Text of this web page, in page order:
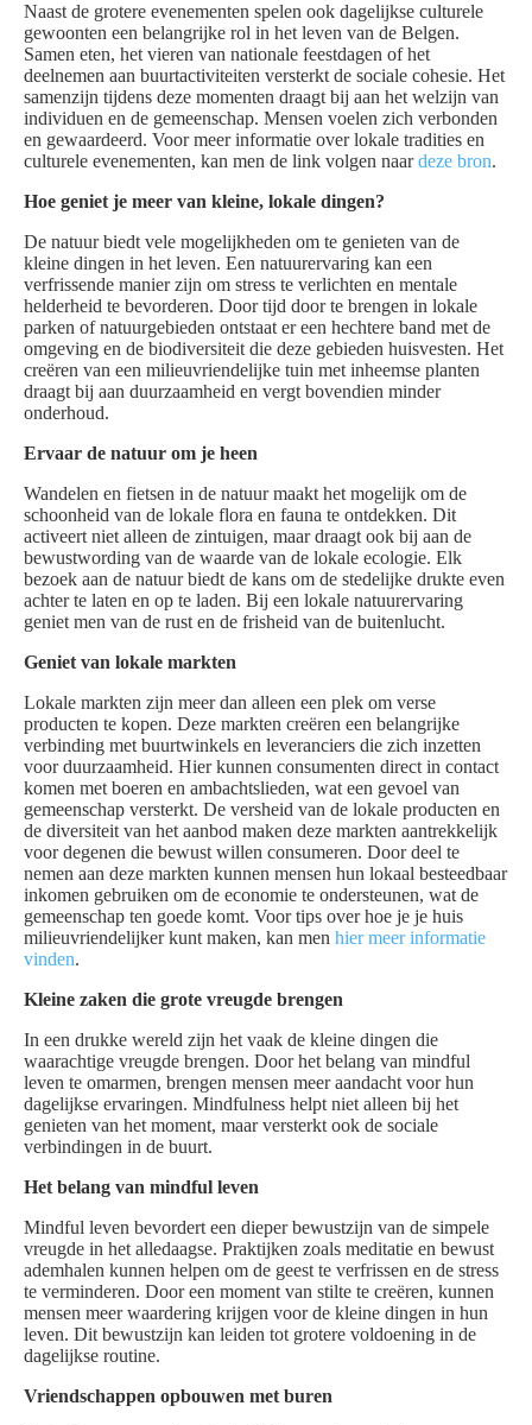
Naast de grotere evenementen spelen ook dagelijkse culturele
gewoonten een belangrijke rol in het leven van de Belgen.
Samen eten, het vieren van nationale feestdagen of het
deelnemen aan buurtactiviteiten versterkt de sociale cohesie. Het
samenzijn tijdens deze momenten draagt bij aan het welzijn van
individuen en de gemeenschap. Mensen voelen zich verbonden
en gewaardeerd. Voor meer informatie over lokale tradities en
culturele evenementen, kan men de link volgen naardeze bron.
Hoe geniet je meer van kleine, lokale dingen?
De natuur biedt vele mogelijkheden om te genieten van de
kleine dingen in het leven. Een natuurervaring kan een
verfrissende manier zijn om stress te verlichten en mentale
helderheid te bevorderen. Door tijd door te brengen in lokale
parken of natuurgebieden ontstaat er een hechtere band met de
omgeving en de biodiversiteit die deze gebieden huisvesten. Het
creëren van een milieuvriendelijke tuin met inheemse planten
draagt bij aan duurzaamheid en vergt bovendien minder
onderhoud.
Ervaar de natuur om je heen
Wandelen en fietsen in de natuur maakt het mogelijk om de
schoonheid van de lokale flora en fauna te ontdekken. Dit
activeert niet alleen de zintuigen, maar draagt ook bij aan de
bewustwording van de waarde van de lokale ecologie. Elk
bezoek aan de natuur biedt de kans om de stedelijke drukte even
achter te laten en op te laden. Bij een lokale natuurervaring
geniet men van de rust en de frisheid van de buitenlucht.
Geniet van lokale markten
Lokale markten zijn meer dan alleen een plek om verse
producten te kopen. Deze markten creëren een belangrijke
verbinding met buurtwinkels en leveranciers die zich inzetten
voor duurzaamheid. Hier kunnen consumenten direct in contact
komen met boeren en ambachtslieden, wat een gevoel van
gemeenschap versterkt. De versheid van de lokale producten en
de diversiteit van het aanbod maken deze markten aantrekkelijk
voor degenen die bewust willen consumeren. Door deel te
nemen aan deze markten kunnen mensen hun lokaal besteedbaar
inkomen gebruiken om de economie te ondersteunen, wat de
gemeenschap ten goede komt. Voor tips over hoe je je huis
milieuvriendelijker kunt maken, kan men hier meer informatie
vinden.
Kleine zaken die grote vreugde brengen
In een drukke wereld zijn het vaak de kleine dingen die
waarachtige vreugde brengen. Door het belang van mindful
leven te omarmen, brengen mensen meer aandacht voor hun
dagelijkse ervaringen. Mindfulness helpt niet alleen bij het
genieten van het moment, maar versterkt ook de sociale
verbindingen in de buurt.
Het belang van mindful leven
Mindful leven bevordert een dieper bewustzijn van de simpele
vreugde in het alledaagse. Praktijken zoals meditatie en bewust
ademhalen kunnen helpen om de geest te verfrissen en de stress
te verminderen. Door een moment van stilte te creëren, kunnen
mensen meer waardering krijgen voor de kleine dingen in hun
leven. Dit bewustzijn kan leiden tot grotere voldoening in de
dagelijkse routine.
Vriendschappen opbouwen met buren